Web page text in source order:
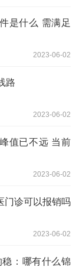
是什么 需满足
2023-06-02
路
2023-06-02
值已不远 当前
2023-06-02
门诊可以报销吗
2023-06-02
：哪有什么锦